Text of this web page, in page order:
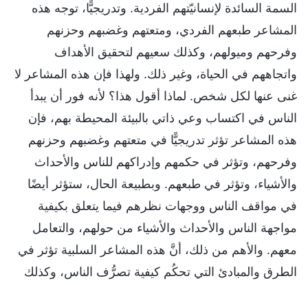
السمة السائدة لإنسانيّتهم الفردية. وتدريجيًّا، توجه هذه
المشاعر طبعهم الفردي، ومتعتهم وغضبهم وحزنهم
وفرحهم وميولهم، وكذلك سعيهم لتحقيق الأهداف
واتجاههم في الحياة، وغير ذلك. ولهذا فإن هذه المشاعر لا
غنى عنها لكل شخص. لماذا أقول هذا؟ لأنه فور أن يبدأ
الناس في اكتساب وعي ذاتي بالبيئة المحيطة بهم، فإن
هذه المشاعر تؤثر تدريجيًّا في متعتهم وغضبهم وحزنهم
وفرحهم، وتؤثر في حكمهم وإدراكهم للناس والأحداث
والأشياء، وتؤثر في طبعهم. وبطبيعة الحال، ستؤثر أيضًا
في مواقف الناس ووجهات نظرهم فيما يتعلق بكيفية
مواجهة الناس والأحداث والأشياء من حولهم، والتعامل
معهم. والأهم من ذلك، أنَّ هذه المشاعر السلبية تؤثر في
الطرق والمبادئ التي تحكُم كيفية تصرُّف الناس، وكذلك